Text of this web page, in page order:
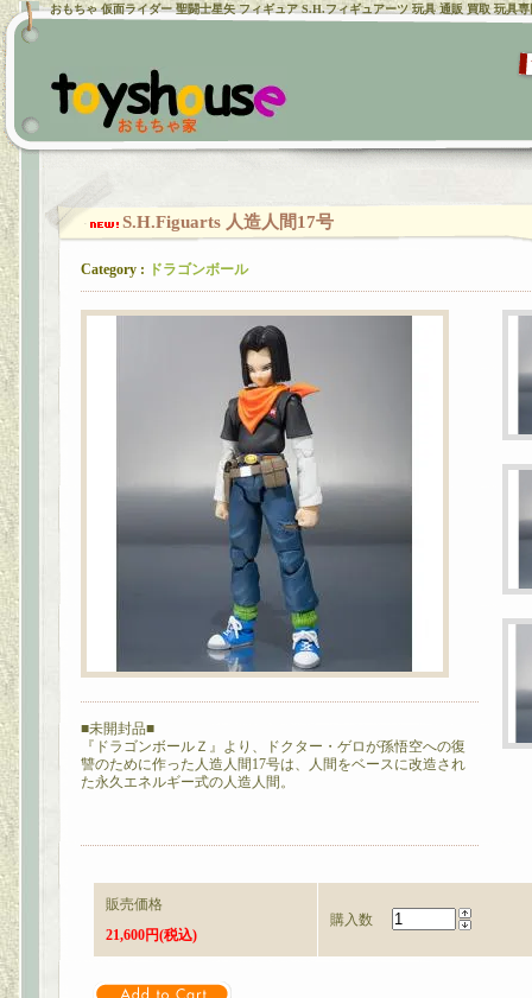
おもちゃ 仮面ライダー 聖闘士星矢 フィギュア S.H.フィギュアーツ 玩具 通販 買取 玩具
S.H.Figuarts 人造人間17号
Category : ドラゴンボール
■未開封品■
『ドラゴンボールＺ』より、ドクター・ゲロが孫悟空への復
讐のために作った人造人間17号は、人間をベースに改造され
た永久エネルギー式の人造人間。
販売価格
21,600円(税込)
購入数